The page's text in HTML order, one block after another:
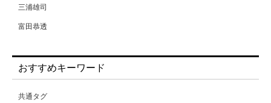
黒島綾乃
三浦雄司
富田恭透
おすすめキーワード
共通タグ